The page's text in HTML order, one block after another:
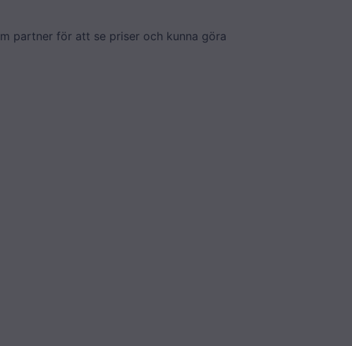
partner för att se priser och kunna göra